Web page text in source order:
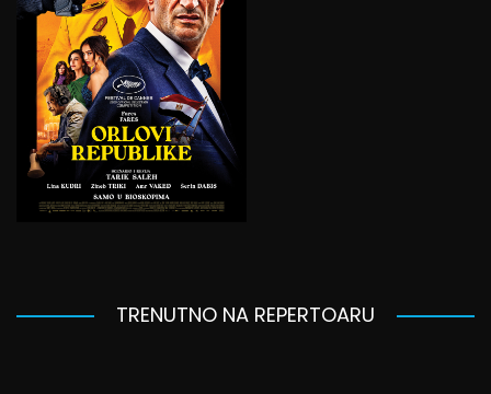
TRENUTNO NA REPERTOARU